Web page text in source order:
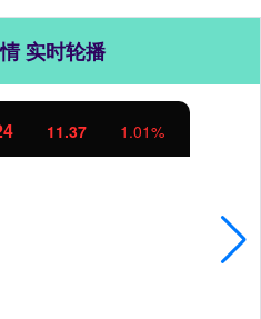
实时轮播
11.37 1.01%